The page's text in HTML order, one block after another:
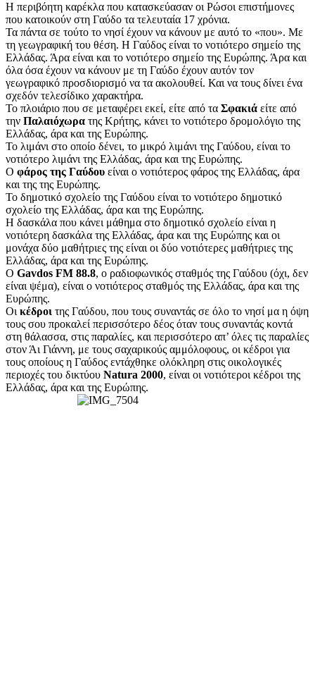
Η περιβόητη καρέκλα που κατασκεύασαν οι Ρώσοι επιστήμονες
που κατοικούν στη Γαύδο τα τελευταία 17 χρόνια.
Τα πάντα σε τούτο το νησί έχουν να κάνουν με αυτό το «που». Με
τη γεωγραφική του θέση. Η Γαύδος είναι το νοτιότερο σημείο της
Ελλάδας. Άρα είναι και το νοτιότερο σημείο της Ευρώπης. Άρα και
όλα όσα έχουν να κάνουν με τη Γαύδο έχουν αυτόν τον
γεωγραφικό προσδιορισμό να τα ακολουθεί. Και να τους δίνει ένα
σχεδόν τελεσίδικο χαρακτήρα.
Το πλοιάριο που σε μεταφέρει εκεί, είτε από τα Σφακιά είτε από
την Παλαιόχωρα της Κρήτης, κάνει το νοτιότερο δρομολόγιο της
Ελλάδας, άρα και της Ευρώπης.
Το λιμάνι στο οποίο δένει, το μικρό λιμάνι της Γαύδου, είναι το
νοτιότερο λιμάνι της Ελλάδας, άρα και της Ευρώπης.
Ο φάρος της Γαύδου είναι ο νοτιότερος φάρος της Ελλάδας, άρα
και της της Ευρώπης.
Το δημοτικό σχολείο της Γαύδου είναι το νοτιότερο δημοτικό
σχολείο της Ελλάδας, άρα και της Ευρώπης.
Η δασκάλα που κάνει μάθημα στο δημοτικό σχολείο είναι η
νοτιότερη δασκάλα της Ελλάδας, άρα και της Ευρώπης και οι
μονάχα δύο μαθήτριες της είναι οι δύο νοτιότερες μαθήτριες της
Ελλάδας, άρα και της Ευρώπης.
Ο Gavdos FM 88.8, ο ραδιοφωνικός σταθμός της Γαύδου (όχι, δεν
είναι ψέμα), είναι ο νοτιότερος σταθμός της Ελλάδας, άρα και της
Ευρώπης.
Οι κέδροι της Γαύδου, που τους συναντάς σε όλο το νησί μα η όψη
τους σου προκαλεί περισσότερο δέος όταν τους συναντάς κοντά
στη θάλασσα, στις παραλίες, και περισσότερο απ’ όλες τις παραλίες
στον Άι Γιάννη, με τους σαχαρικούς αμμόλοφους, οι κέδροι για
τους οποίους η Γαύδος εντάχθηκε ολόκληρη στις οικολογικές
περιοχές του δικτύου Natura 2000, είναι οι νοτιότεροι κέδροι της
Ελλάδας, άρα και της Ευρώπης.